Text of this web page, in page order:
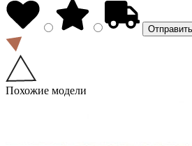
Похожие модели